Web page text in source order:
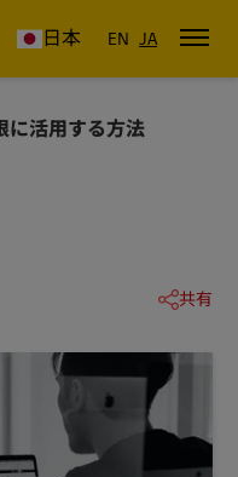
日本 EN JA
に活用する方法
共有